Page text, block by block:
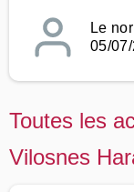
Le
05/
Toutes les
Vilosnes